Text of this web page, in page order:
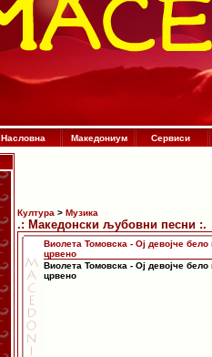
Насловна Македониум Сервиси
Култура > Музика
.: Македонски љубовни песни :.
Виолета Томовска - Ој девојче бело
црвено
Виолета Томовска - Ој девојче бело
црвено